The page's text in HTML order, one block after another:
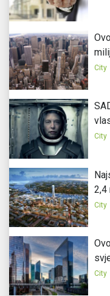
City
City
2,4
City
City